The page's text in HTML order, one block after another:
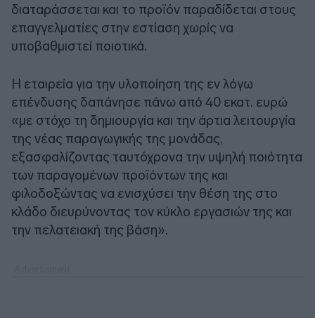
διαταράσσεται και το προϊόν παραδίδεται στους
επαγγελματίες στην εστίαση χωρίς να
υποβαθμιστεί ποιοτικά.
Η εταιρεία για την υλοποίηση της εν λόγω
επένδυσης δαπάνησε πάνω από 40 εκατ. ευρώ
«με στόχο τη δημιουργία και την άρτια λειτουργία
της νέας παραγωγικής της μονάδας,
εξασφαλίζοντας ταυτόχρονα την υψηλή ποιότητα
των παραγομένων προϊόντων της και
φιλοδοξώντας να ενισχύσει την θέση της στο
κλάδο διευρύνοντας τον κύκλο εργασιών της και
την πελατειακή της βάση».